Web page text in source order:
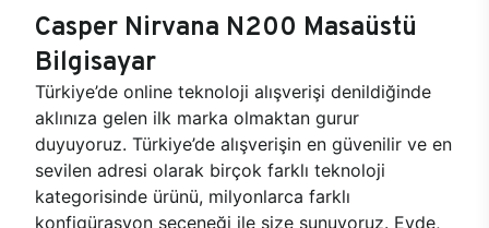
Casper Nirvana N200 Masaüstü
Bilgisayar
Türkiye’de online teknoloji alışverişi denildiğinde
aklınıza gelen ilk marka olmaktan gurur
duyuyoruz. Türkiye’de alışverişin en güvenilir ve en
sevilen adresi olarak birçok farklı teknoloji
kategorisinde ürünü, milyonlarca farklı
konfigürasyon seçeneği ile size sunuyoruz. Evde,